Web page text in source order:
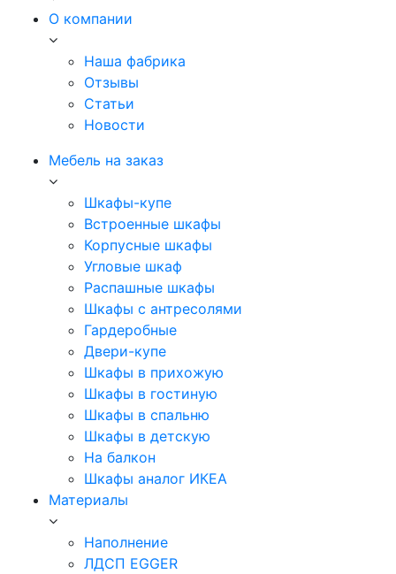
О компании
Наша фабрика
Отзывы
Статьи
Новости
Мебель на заказ
Шкафы-купе
Встроенные шкафы
Корпусные шкафы
Угловые шкаф
Распашные шкафы
Шкафы с антресолями
Гардеробные
Двери-купе
Шкафы в прихожую
Шкафы в гостиную
Шкафы в спальню
Шкафы в детскую
На балкон
Шкафы аналог ИКЕА
Материалы
Наполнение
ЛДСП EGGER